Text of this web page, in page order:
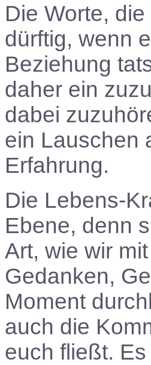
Die Worte,
dürftig, wenn
Beziehung
daher ein
dabei
ein Lauschen
Erfahrung.
Die Lebens-
Ebene, denn
Art, wie wir
Gedanken,
Moment
auch die
euch fließt.